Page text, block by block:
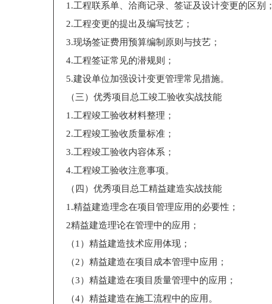
1.工程联系单、洽商记录、签证及设计变更的区别；
2.工程变更的提出及编写技艺；
3.现场签证费用预算编制原则与技艺；
4.工程签证常见的潜规则；
5.建设单位加强设计变更管理常见措施。
（三）优秀项目总工竣工验收实战技能
1.工程竣工验收材料整理；
2.工程竣工验收质量标准；
3.工程竣工验收内容体系；
4.工程竣工验收注意事项。
（四）优秀项目总工精益建造实战技能
1.精益建造理念在项目管理应用的必要性；
2精益建造理论在管理中的应用；
（1）精益建造技术应用体现；
（2）精益建造在项目成本管理中应用；
（3）精益建造在项目质量管理中的应用；
（4）精益建造在施工流程中的应用。